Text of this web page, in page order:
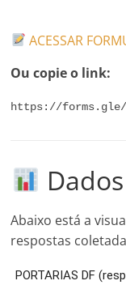
ACESSAR
Ou copie o link:
https://forms.gle/
Abaixo está a
respostas